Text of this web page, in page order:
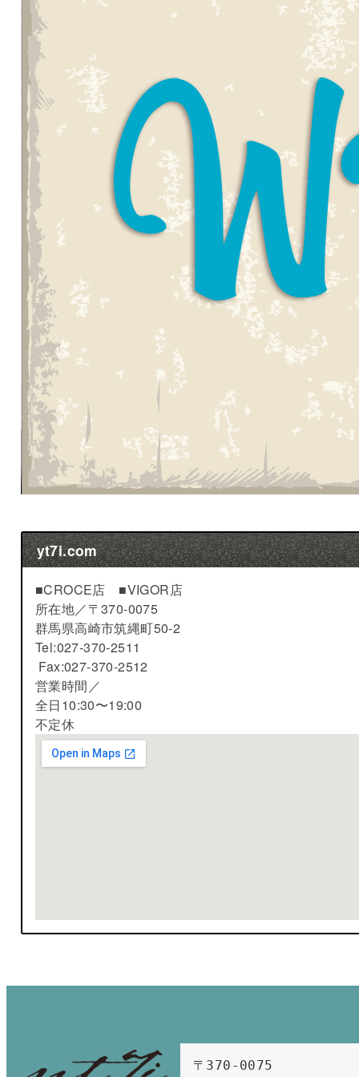
yt7i.com
■CROCE店 ■VIGOR店
所在地／〒370-0075
群馬県高崎市筑縄町50-2
Tel:027-370-2511
Fax:027-370-2512
営業時間／
全日10:30〜19:00
不定休
〒370-0075